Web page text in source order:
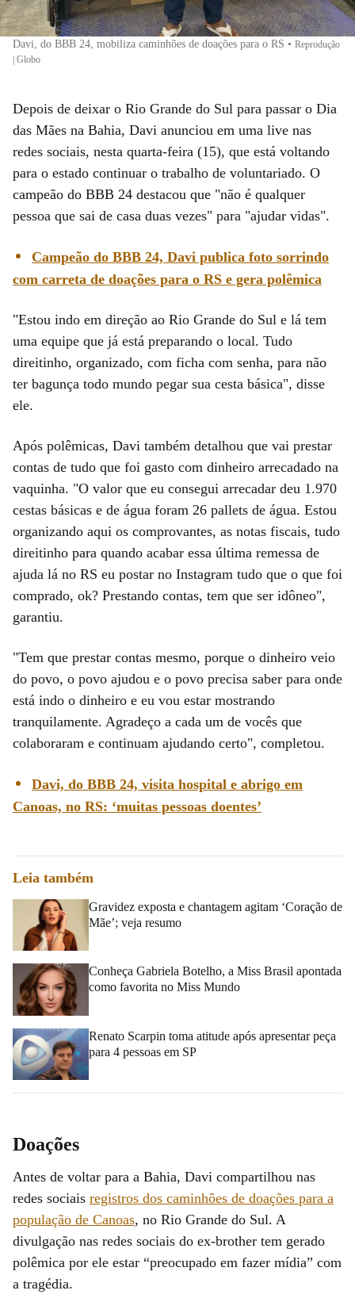
Davi, do BBB 24, mobiliza caminhões de doações para o RS • Reprodução
| Globo
Depois de deixar o Rio Grande do Sul para passar o Dia
das Mães na Bahia, Davi anunciou em uma live nas
redes sociais, nesta quarta-feira (15), que está voltando
para o estado continuar o trabalho de voluntariado. O
campeão do BBB 24 destacou que "não é qualquer
pessoa que sai de casa duas vezes" para "ajudar vidas".
Campeão do BBB 24, Davi publica foto sorrindo
com carreta de doações para o RS e gera polêmica
"Estou indo em direção ao Rio Grande do Sul e lá tem
uma equipe que já está preparando o local. Tudo
direitinho, organizado, com ficha com senha, para não
ter bagunça todo mundo pegar sua cesta básica", disse
ele.
Após polêmicas, Davi também detalhou que vai prestar
contas de tudo que foi gasto com dinheiro arrecadado na
vaquinha. "O valor que eu consegui arrecadar deu 1.970
cestas básicas e de água foram 26 pallets de água. Estou
organizando aqui os comprovantes, as notas fiscais, tudo
direitinho para quando acabar essa última remessa de
ajuda lá no RS eu postar no Instagram tudo que o que foi
comprado, ok? Prestando contas, tem que ser idôneo",
garantiu.
"Tem que prestar contas mesmo, porque o dinheiro veio
do povo, o povo ajudou e o povo precisa saber para onde
está indo o dinheiro e eu vou estar mostrando
tranquilamente. Agradeço a cada um de vocês que
colaboraram e continuam ajudando certo", completou.
Davi, do BBB 24, visita hospital e abrigo em
Canoas, no RS: ‘muitas pessoas doentes’
Leia também
Gravidez exposta e chantagem agitam ‘Coração de
Mãe’; veja resumo
Conheça Gabriela Botelho, a Miss Brasil apontada
como favorita no Miss Mundo
Renato Scarpin toma atitude após apresentar peça
para 4 pessoas em SP
Doações
Antes de voltar para a Bahia, Davi compartilhou nas
redes sociais registros dos caminhões de doações para a
população de Canoas, no Rio Grande do Sul. A
divulgação nas redes sociais do ex-brother tem gerado
polêmica por ele estar “preocupado em fazer mídia” com
a tragédia.